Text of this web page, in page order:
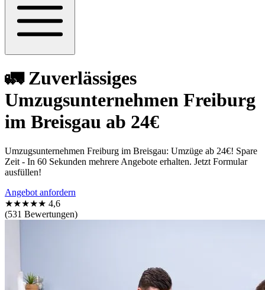
🚛 Zuverlässiges
Umzugsunternehmen Freiburg
im Breisgau ab 24€
Umzugsunternehmen Freiburg im Breisgau: Umzüge ab 24€! Spare
Zeit - In 60 Sekunden mehrere Angebote erhalten. Jetzt Formular
ausfüllen!
Angebot anfordern
★★★★★ 4,6
(531 Bewertungen)